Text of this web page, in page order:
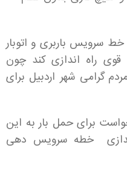
سرویس باربری و اتوبار
قوی راه اندازی کند چون
گرامی شهر اردبیل برای
برای حمل بار به این
خطه سرویس دهی